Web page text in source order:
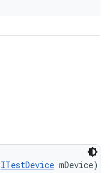
ITestDevice mDevice)